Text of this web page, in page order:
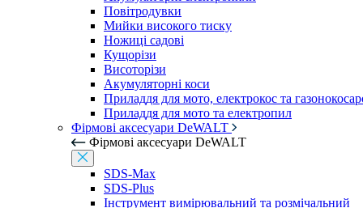
Повітродувки
Мийки високого тиску
Ножиці садові
Кущорізи
Висоторізи
Акумуляторні коси
Приладдя для мото, електрокос та
Приладдя для мото та електропил
Фірмові аксесуари DeWALT
Фірмові аксесуари DeWALT
SDS-Max
SDS-Plus
Інструмент вимірювальний та розмічальний